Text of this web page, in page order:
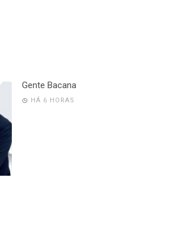
Gente Bacana
HÁ 6 HORAS